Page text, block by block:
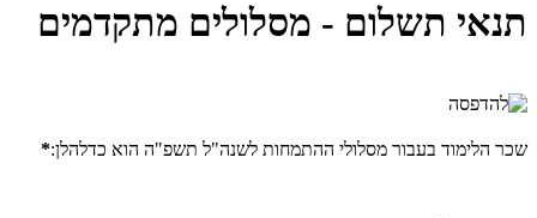
תנאי תשלום - מסלולים מתקדמים
שכר הלימוד בעבור מסלולי ההתמחות לשנה"ל תשפ"ה הוא כדלהלן:*